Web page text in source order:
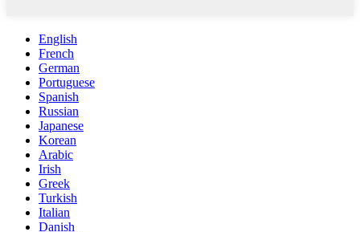
English
French
German
Portuguese
Spanish
Russian
Japanese
Korean
Arabic
Irish
Greek
Turkish
Italian
Danish